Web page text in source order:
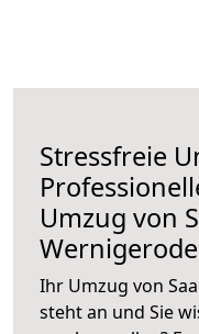
Stressfreie
Umzug von
Wernigerode
Ihr Umzug von
steht an und Sie